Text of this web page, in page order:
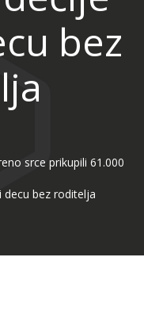
bez
srce prikupili 61.000
decu bez roditelja